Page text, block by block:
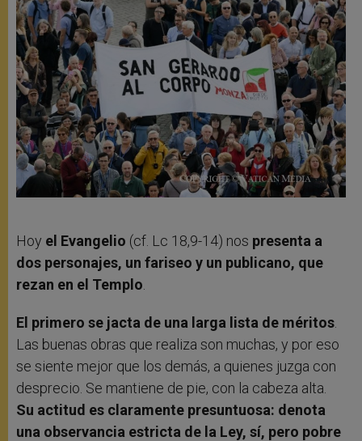
Hoy el Evangelio (cf. Lc 18,9-14) nos presenta a
dos personajes, un fariseo y un publicano, que
rezan en el Templo
El primero se jacta de una larga lista de méritos
Las buenas obras que realiza son muchas, y por eso
se siente mejor que los demás, a quienes juzga con
desprecio. Se mantiene de pie, con la cabeza alta.
Su actitud es claramente presuntuosa: denota
una observancia estricta de la Ley, sí, pero pobre